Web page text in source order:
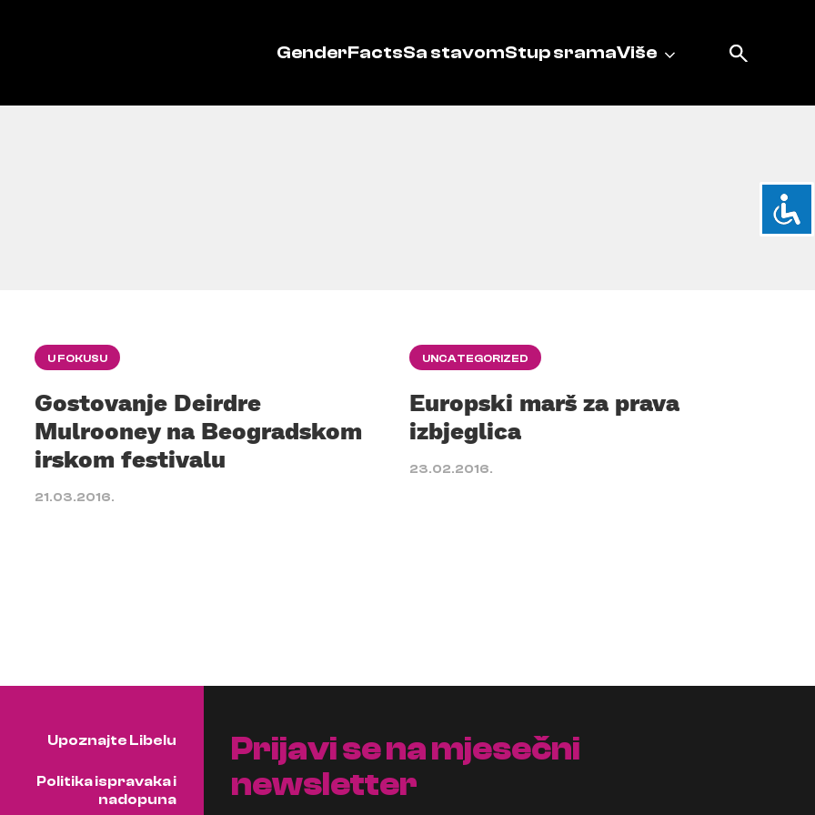
GenderFactsSa stavomStup sramaViše
U FOKUSU
Gostovanje Deirdre
Mulrooney na Beogradskom
irskom festivalu
21.03.2016.
UNCATEGORIZED
Europski marš za prava
izbjeglica
23.02.2016.
Upoznajte Libelu
Politika ispravaka i
nadopuna
Prijavi se na mjesečni
newsletter